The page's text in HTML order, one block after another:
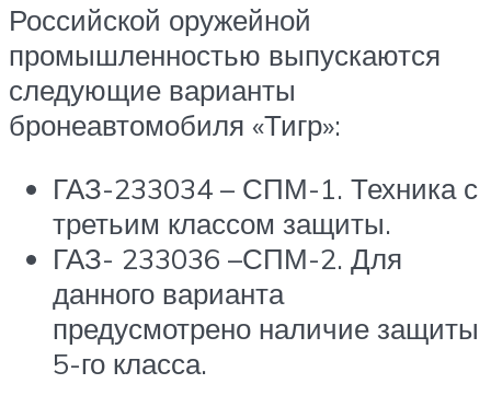
Российской оружейной
промышленностью выпускаются
следующие варианты
бронеавтомобиля «Тигр»:
ГАЗ-233034 – СПМ-1. Техника с
третьим классом защиты.
ГАЗ- 233036 –СПМ-2. Для
данного варианта
предусмотрено наличие защиты
5-го класса.